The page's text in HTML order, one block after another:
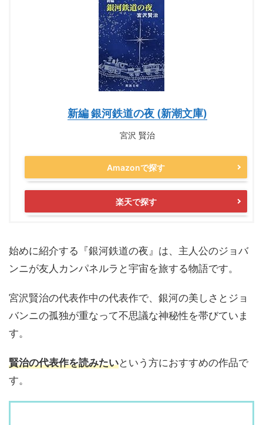
新編 銀河鉄道の夜 (新潮文庫)
宮沢 賢治
Amazonで探す
楽天で探す
始めに紹介する『銀河鉄道の夜』は、主人公のジョバ
ンニが友人カンパネルラと宇宙を旅する物語です。
宮沢賢治の代表作中の代表作で、銀河の美しさとジョ
バンニの孤独が重なって不思議な神秘性を帯びていま
す。
賢治の代表作を読みたいという方におすすめの作品で
す。